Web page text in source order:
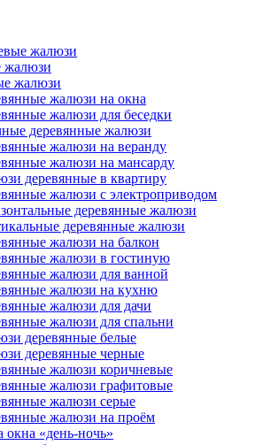
жалюзи
жалюзи
жалюзи
жалюзи на окна
жалюзи для беседки
деревянные жалюзи
жалюзи на веранду
жалюзи на мансарду
деревянные в квартиру
жалюзи с электроприводом
деревянные жалюзи
деревянные жалюзи
жалюзи на балкон
жалюзи в гостиную
жалюзи для ванной
жалюзи на кухню
жалюзи для дачи
жалюзи для спальни
деревянные белые
деревянные черные
жалюзи коричневые
жалюзи графитовые
жалюзи серые
жалюзи на проём
«день-ночь»